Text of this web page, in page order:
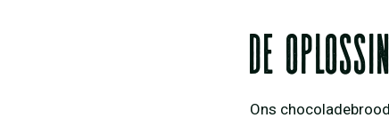
de
Ons